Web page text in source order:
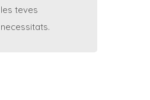
les teves
necessitats.